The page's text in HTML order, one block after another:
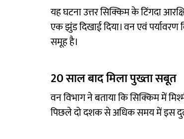
यह घटना उत्तर सिक्किम के टिंगदा
एक झुंड दिखाई दिया। वन एवं
समूह है।
20 साल बाद मिला पुख्ता सबूत
वन विभाग ने बताया कि सिक्किम में
पिछले दो दशक से अधिक समय में इस